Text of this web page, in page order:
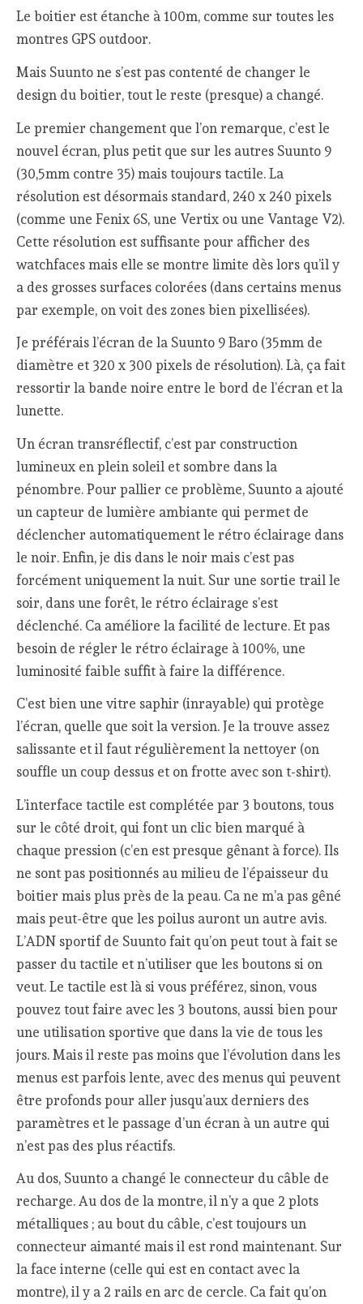
Le boitier est étanche à 100m, comme sur toutes les
montres GPS outdoor.
Mais Suunto ne s’est pas contenté de changer le
design du boitier, tout le reste (presque) a changé.
Le premier changement que l’on remarque, c’est le
nouvel écran, plus petit que sur les autres Suunto 9
(30,5mm contre 35) mais toujours tactile. La
résolution est désormais standard, 240 x 240 pixels
(comme une Fenix 6S, une Vertix ou une Vantage V2).
Cette résolution est suffisante pour afficher des
watchfaces mais elle se montre limite dès lors qu’il y
a des grosses surfaces colorées (dans certains menus
par exemple, on voit des zones bien pixellisées).
Je préférais l’écran de la Suunto 9 Baro (35mm de
diamètre et 320 x 300 pixels de résolution). Là, ça fait
ressortir la bande noire entre le bord de l’écran et la
lunette.
Un écran transréflectif, c’est par construction
lumineux en plein soleil et sombre dans la
pénombre. Pour pallier ce problème, Suunto a ajouté
un capteur de lumière ambiante qui permet de
déclencher automatiquement le rétro éclairage dans
le noir. Enfin, je dis dans le noir mais c’est pas
forcément uniquement la nuit. Sur une sortie trail le
soir, dans une forêt, le rétro éclairage s’est
déclenché. Ca améliore la facilité de lecture. Et pas
besoin de régler le rétro éclairage à 100%, une
luminosité faible suffit à faire la différence.
C’est bien une vitre saphir (inrayable) qui protège
l’écran, quelle que soit la version. Je la trouve assez
salissante et il faut régulièrement la nettoyer (on
souffle un coup dessus et on frotte avec son t-shirt).
L’interface tactile est complétée par 3 boutons, tous
sur le côté droit, qui font un clic bien marqué à
chaque pression (c’en est presque gênant à force). Ils
ne sont pas positionnés au milieu de l’épaisseur du
boitier mais plus près de la peau. Ca ne m’a pas gêné
mais peut-être que les poilus auront un autre avis.
L’ADN sportif de Suunto fait qu’on peut tout à fait se
passer du tactile et n’utiliser que les boutons si on
veut. Le tactile est là si vous préférez, sinon, vous
pouvez tout faire avec les 3 boutons, aussi bien pour
une utilisation sportive que dans la vie de tous les
jours. Mais il reste pas moins que l’évolution dans les
menus est parfois lente, avec des menus qui peuvent
être profonds pour aller jusqu’aux derniers des
paramètres et le passage d’un écran à un autre qui
n’est pas des plus réactifs.
Au dos, Suunto a changé le connecteur du câble de
recharge. Au dos de la montre, il n’y a que 2 plots
métalliques ; au bout du câble, c’est toujours un
connecteur aimanté mais il est rond maintenant. Sur
la face interne (celle qui est en contact avec la
montre), il y a 2 rails en arc de cercle. Ca fait qu’on